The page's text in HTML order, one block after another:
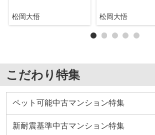
松岡大悟 松岡大悟
こだわり特集
ペット可能中古マンション特集
新耐震基準中古マンション特集